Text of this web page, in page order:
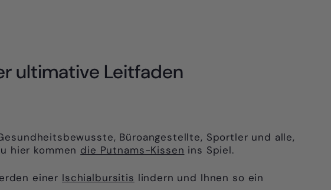
ultimative Leitfaden
Büroangestellte, Sportler und alle,
hier kommen die Putnams-Kissen ins Spiel.
einer Ischialbursitis lindern und Ihnen so ein